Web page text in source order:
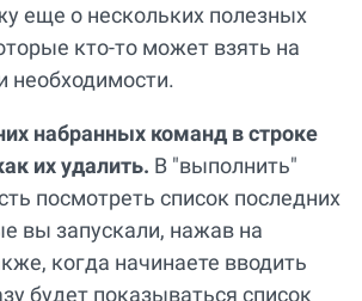
еще о нескольких полезных
кто-то может взять на
необходимости.
набранных команд в строке
их удалить. В "выполнить"
посмотреть список последних
вы запускали, нажав на
когда начинаете вводить
будет показываться список